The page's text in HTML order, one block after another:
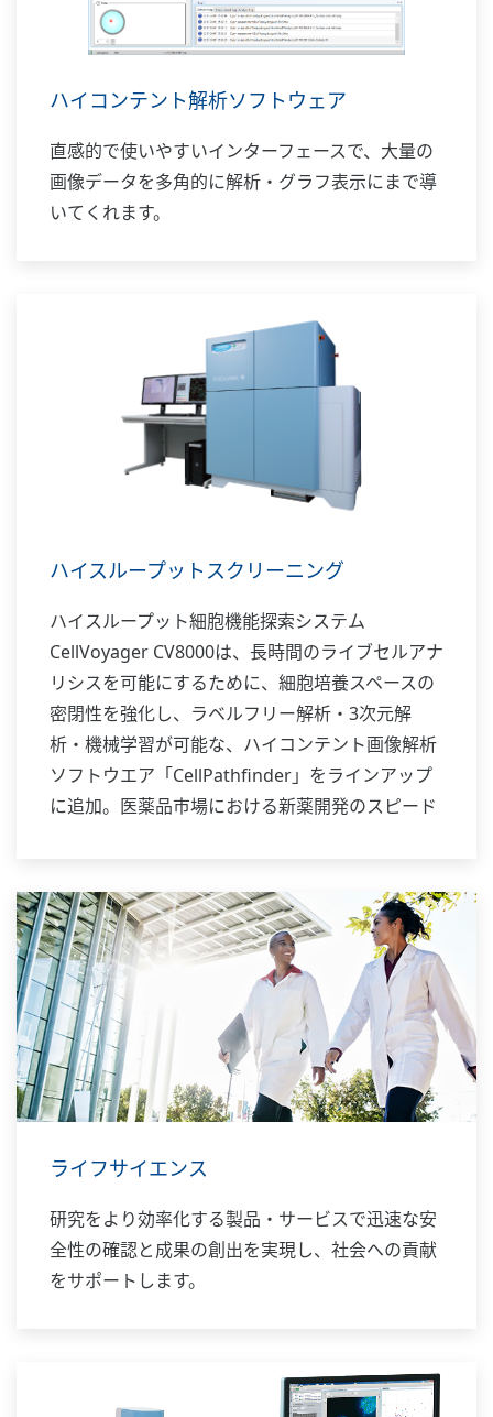
ハイコンテント解析ソフトウェア
直感的で使いやすいインターフェースで、大量の
画像データを多角的に解析・グラフ表示にまで導
いてくれます。
ハイスループットスクリーニング
ハイスループット細胞機能探索システム
CellVoyager CV8000は、長時間のライブセルアナ
リシスを可能にするために、細胞培養スペースの
密閉性を強化し、ラベルフリー解析・3次元解
析・機械学習が可能な、ハイコンテント画像解析
ソフトウエア「CellPathfinder」をラインアップ
に追加。医薬品市場における新薬開発のスピード
ライフサイエンス
研究をより効率化する製品・サービスで迅速な安
全性の確認と成果の創出を実現し、社会への貢献
をサポートします。​